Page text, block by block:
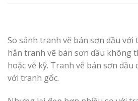
So sánh tranh vẽ bán sơn dầu với
hẳn tranh vẽ bán sơn dầu không
hoặc vẽ kỹ. Tranh vẽ bán sơn dầu
với tranh gốc.